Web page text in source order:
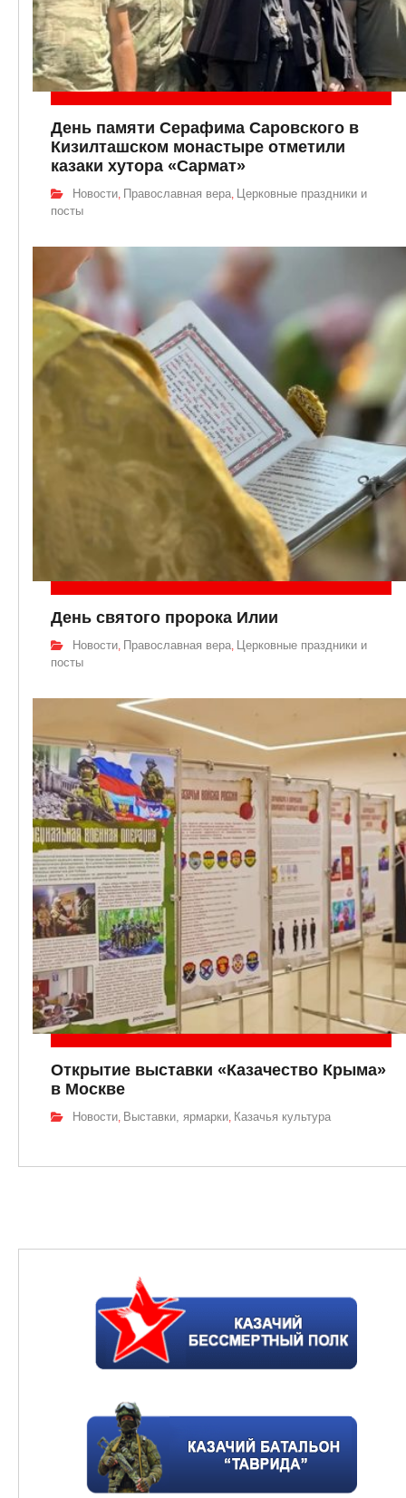
День памяти Серафима Саровского в
Кизилташском монастыре отметили
казаки хутора «Сармат»
Новости Православная вера Церковные праздники и
посты
День святого пророка Илии
Новости, Православная вера, Церковные праздники и
посты
Открытие выставки «Казачество Крыма»
в Москве
Новости, Выставки, ярмарки, Казачья культура